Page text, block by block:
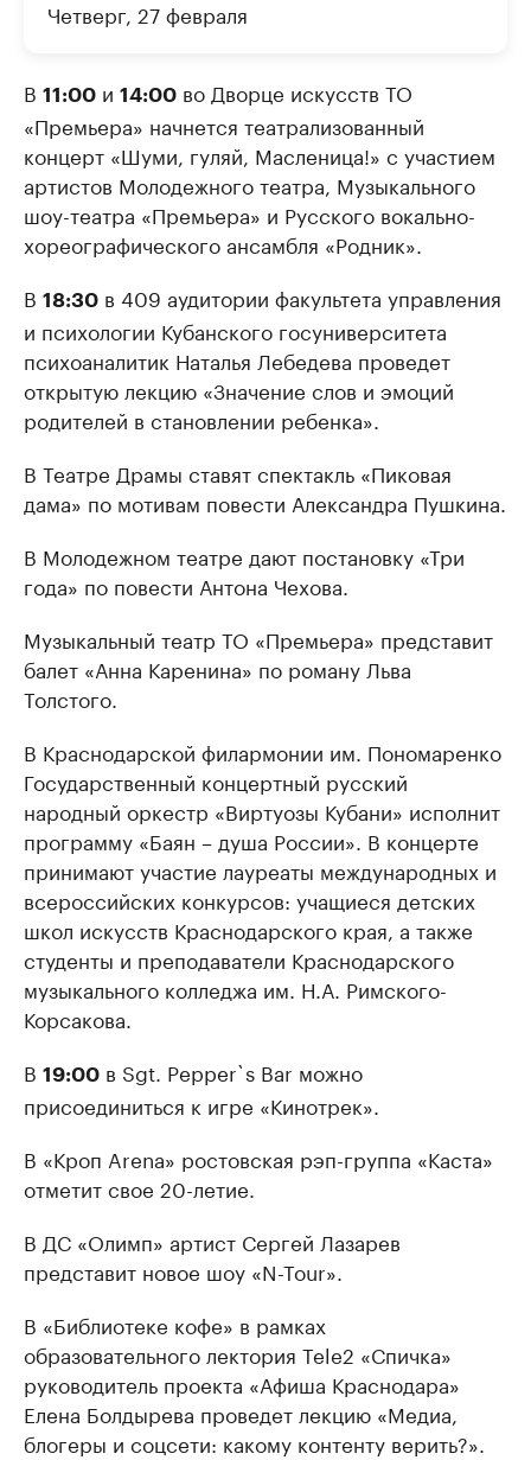
Четверг, 27 февраля
В 11:00 и 14:00 во Дворце искусств ТО
«Премьера» начнется театрализованный
концерт «Шуми, гуляй, Масленица!» с участием
артистов Молодежного театра, Музыкального
шоу-театра «Премьера» и Русского вокально-
хореографического ансамбля «Родник».
В 18:30 в 409 аудитории факультета управления
и психологии Кубанского госуниверситета
психоаналитик Наталья Лебедева проведет
открытую лекцию «Значение слов и эмоций
родителей в становлении ребенка».
В Театре Драмы ставят спектакль «Пиковая
дама» по мотивам повести Александра Пушкина.
В Молодежном театре дают постановку «Три
года» по повести Антона Чехова.
Музыкальный театр ТО «Премьера» представит
балет «Анна Каренина» по роману Льва
Толстого.
В Краснодарской филармонии им. Пономаренко
Государственный концертный русский
народный оркестр «Виртуозы Кубани» исполнит
программу «Баян – душа России». В концерте
принимают участие лауреаты международных и
всероссийских конкурсов: учащиеся детских
школ искусств Краснодарского края, а также
студенты и преподаватели Краснодарского
музыкального колледжа им. Н.А. Римского-
Корсакова.
В 19:00 в Sgt. Pepper`s Bar можно
присоединиться к игре «Кинотрек».
В «Кроп Arena» ростовская рэп-группа «Каста»
отметит свое 20-летие.
В ДС «Олимп» артист Сергей Лазарев
представит новое шоу «N-Tour».
В «Библиотеке кофе» в рамках
образовательного лектория Tele2 «Спичка»
руководитель проекта «Афиша Краснодара»
Елена Болдырева проведет лекцию «Медиа,
блогеры и соцсети: какому контенту верить?».